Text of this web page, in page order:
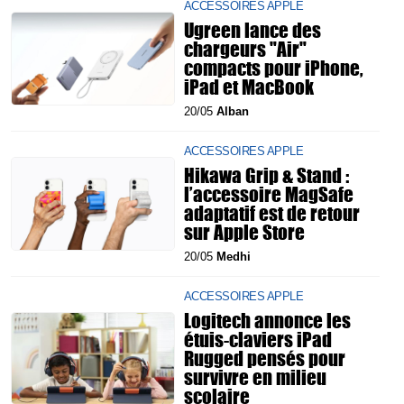
ACCESSOIRES APPLE
Ugreen lance des
chargeurs "Air"
compacts pour iPhone,
iPad et MacBook
20/05 Alban
ACCESSOIRES APPLE
Hikawa Grip & Stand :
l’accessoire MagSafe
adaptatif est de retour
sur Apple Store
20/05 Medhi
ACCESSOIRES APPLE
Logitech annonce les
étuis-claviers iPad
Rugged pensés pour
survivre en milieu
scolaire